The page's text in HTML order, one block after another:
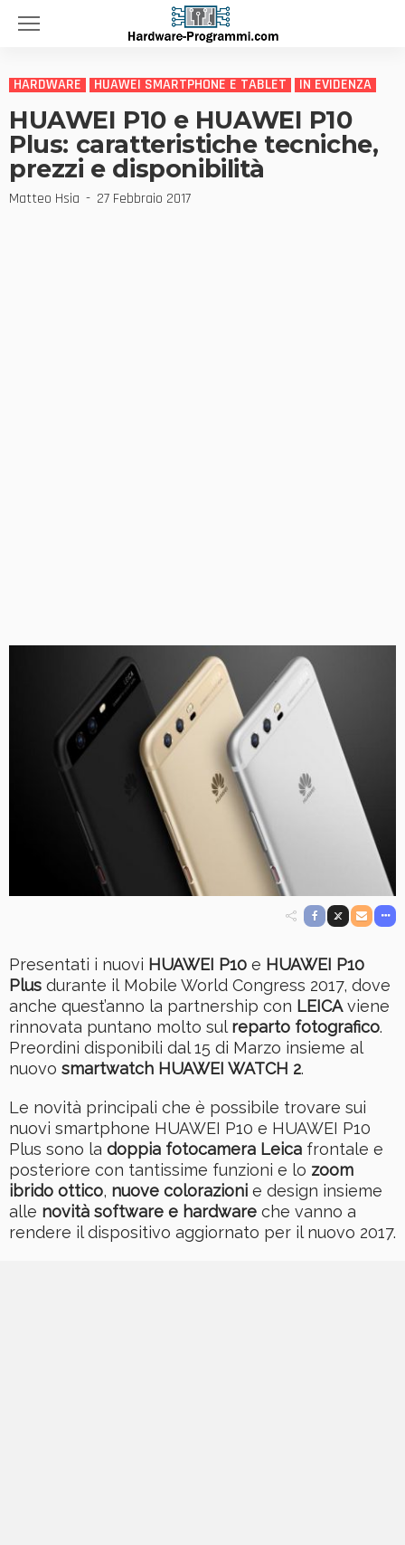
HARDWARE HUAWEI SMARTPHONE E TABLET IN EVIDENZA
HUAWEI P10 e HUAWEI P10
Plus: caratteristiche tecniche,
prezzi e disponibilità
Matteo Hsia 27 Febbraio 2017
Presentati i nuovi HUAWEI P10 e HUAWEI P10
Plus durante il Mobile World Congress 2017, dove
anche quest’anno la partnership con LEICAviene
rinnovata puntano molto sul reparto fotografico.
Preordini disponibili dal 15 di Marzo insieme al
nuovo smartwatch HUAWEI WATCH 2.
Le novità principali che è possibile trovare sui
nuovi smartphone HUAWEI P10 e HUAWEI P10
Plus sono la doppia fotocamera Leica frontale e
posteriore con tantissime funzioni e lo zoom
ibrido ottico, nuove colorazioni e design insieme
alle novità software e hardware che vanno a
rendere il dispositivo aggiornato per il nuovo 2017.